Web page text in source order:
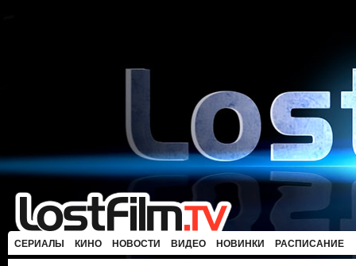
СЕРИАЛЫ КИНО НОВОСТИ ВИДЕО НОВИНКИ РАСПИСАНИЕ